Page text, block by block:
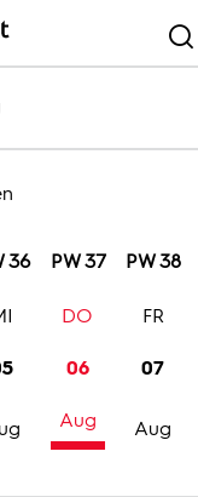
36 PW 37 PW 38
06
Aug
DO
07
Aug
FR